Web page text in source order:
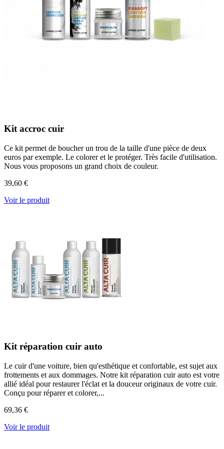
Kit accroc cuir
Ce kit permet de boucher un trou de la taille d'une pièce de deux
euros par exemple. Le colorer et le protéger. Très facile d'utilisation.
Nous vous proposons un grand choix de couleur.
39,60 €
Voir le produit
Kit réparation cuir auto
Le cuir d'une voiture, bien qu'esthétique et confortable, est sujet aux
frottements et aux dommages. Notre kit réparation cuir auto est votre
allié idéal pour restaurer l'éclat et la douceur originaux de votre cuir.
Conçu pour réparer et colorer,...
69,36 €
Voir le produit